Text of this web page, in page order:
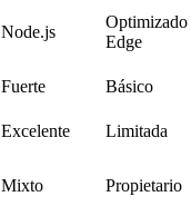
Node.js
Optimizado
Edge
Fuerte
Básico
Excelente Limitada
Mixto Propietario